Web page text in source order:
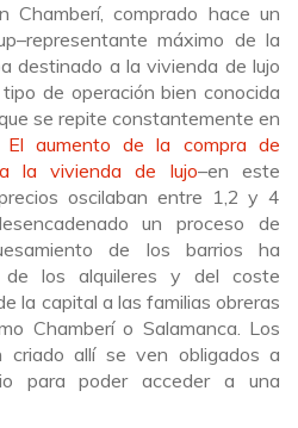
Chamberí, comprado hace un
–representante máximo de la
destinado a la vivienda de lujo
de operación bien conocida
se repite constantemente en
El aumento de la compra de
la vivienda de lujo–en este
oscilaban entre 1,2 y 4
un proceso de
de los barrios ha
de los alquileres y del coste
la capital a las familias obreras
Chamberí o Salamanca. Los
criado allí se ven obligadosa
para poder acceder a una